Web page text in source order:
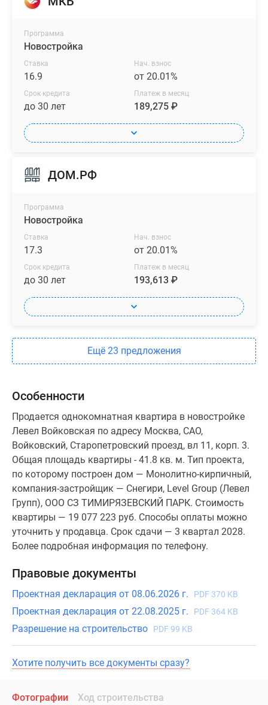
Программа
Новостройка
Ставка
16.9
Нач. взнос
от 20.01%
Срок кредита
до 30 лет
Платеж в месяц
189,275 ₽
ДОМ.РФ
Программа
Новостройка
Ставка
17.3
Нач. взнос
от 20.01%
Срок кредита
до 30 лет
Платеж в месяц
193,613 ₽
Ещё 23 предложения
Особенности
Продается однокомнатная квартира в новостройке
Левел Войковская по адресу Москва, САО,
Войковский, Старопетровский проезд, вл 11, корп. 3.
Общая площадь квартиры - 41.8 кв. м. Тип проекта,
по которому построен дом — Монолитно-кирпичный,
компания-застройщик — Снегири, Level Group (Левел
Групп), ООО СЗ ТИМИРЯЗЕВСКИЙ ПАРК. Стоимость
квартиры — 19 077 223 руб. Способы оплаты можно
уточнить у продавца. Срок сдачи — 3 квартал 2028.
Более подробная информация по телефону.
Правовые документы
Проектная декларация от 08.06.2026 г. PDF 370 KB
Проектная декларация от 22.08.2025 г. PDF 364 KB
Разрешение на строительство PDF 99 KB
Хотите получить все документы сразу?
Фотографии Ход строительства